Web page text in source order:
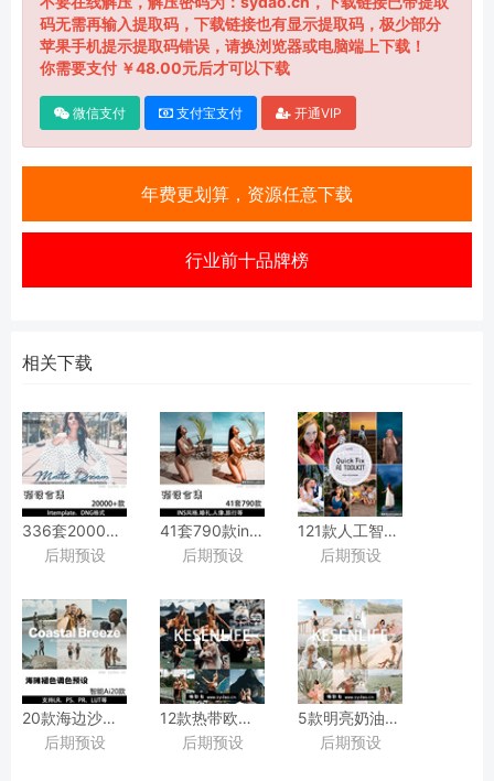
码无需再输入提取码，下载链接也有显示提取码，极少部分
苹果手机提示提取码错误，请换浏览器或电脑端上下载！
你需要支付 ￥48.00元后才可以下载
微信支付 支付宝支付 开通VIP
年费更划算，资源任意下载
行业前十品牌榜
相关下载
336套20000+款时尚人像、
儿童、
适用于Lightroom/PS/
手机版LR等调色滤镜
后期预设
41套790款ins博主旅行风光人像摄影预设合集，
适用于Lightroom/PS/
后期预设
121款人工智能AI快速修图
TheLuxeLens
Presets
后期预设
20款海边沙滩褪色低饱和度褪色胶片人像摄影LR调色预设，
AI人工智能Lightroom、
后期预设
12款热带欧洲旅行ins人像风景海岛Lightroom预
适用于LR/PS/
后期预设
5款明亮奶油绿色调褪色低
适用于Lightroom/PS/
后期预设